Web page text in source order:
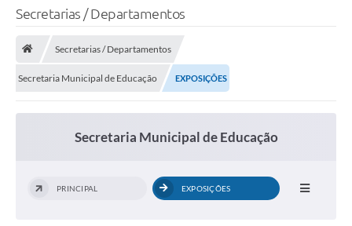
Secretarias / Departamentos
Secretarias / Departamentos
Secretaria Municipal de Educação EXPOSIÇÕES
Secretaria Municipal de Educação
PRINCIPAL EXPOSIÇÕES